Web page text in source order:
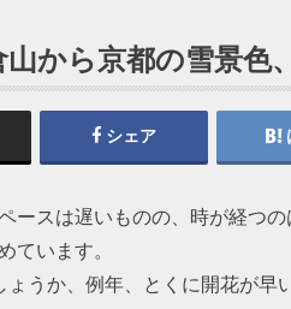
から京都の雪景色
シェア
ースは遅いものの、時が経つ
ています。
ょうか、例年、とくに開花が早